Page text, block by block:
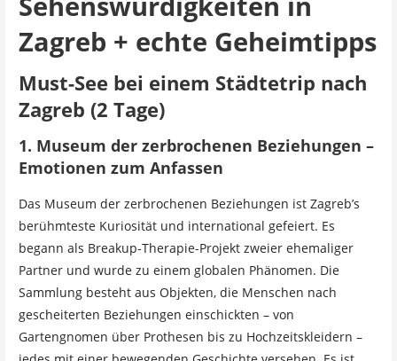
Zagreb + echte Geheimtipps
Must-See bei einem Städtetrip nach
Zagreb (2 Tage)
1. Museum der zerbrochenen Beziehungen –
Emotionen zum Anfassen
Das Museum der zerbrochenen Beziehungen ist Zagreb’s
berühmteste Kuriosität und international gefeiert. Es
begann als Breakup-Therapie-Projekt zweier ehemaliger
Partner und wurde zu einem globalen Phänomen. Die
Sammlung besteht aus Objekten, die Menschen nach
gescheiterten Beziehungen einschickten – von
Gartengnomen über Prothesen bis zu Hochzeitskleidern –